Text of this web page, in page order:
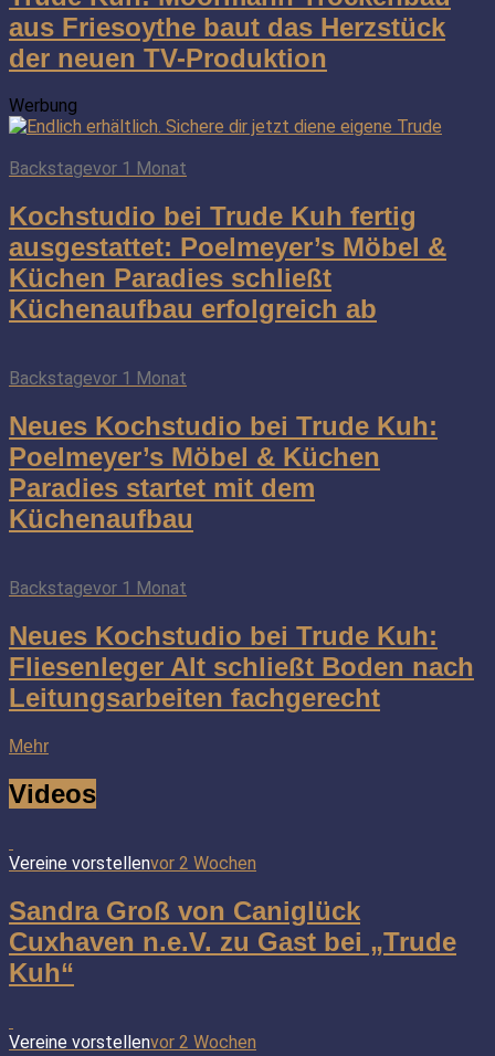
aus Friesoythe baut das Herzstück
der neuen TV-Produktion
Werbung
Backstagevor 1 Monat
Kochstudio bei Trude Kuh fertig
ausgestattet: Poelmeyer’s Möbel &
Küchen Paradies schließt
Küchenaufbau erfolgreich ab
Backstagevor 1 Monat
Neues Kochstudio bei Trude Kuh:
Poelmeyer’s Möbel & Küchen
Paradies startet mit dem
Küchenaufbau
Backstagevor 1 Monat
Neues Kochstudio bei Trude Kuh:
Fliesenleger Alt schließt Boden nach
Leitungsarbeiten fachgerecht
Mehr
Videos
Vereine vorstellenvor 2 Wochen
Sandra Groß von Caniglück
Cuxhaven n.e.V. zu Gast bei „Trude
Kuh“
Vereine vorstellenvor 2 Wochen